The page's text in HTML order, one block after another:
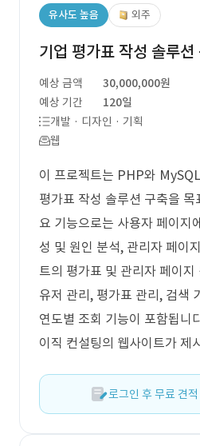
유사도 높음 외주
기업 평가표 작성 솔루션
예상 금액
30,000,000원
예상 기간
120일
개발 · 디자인 · 기획
웹
이 프로젝트는 PHP와
평가표 작성 솔루션 구축을
요 기능으로는 사용자 페이지
성 및 원인 분석, 관리자 페이
트의 평가표 및 관리자 페이
유저 관리, 평가표 관리, 검색
연도별 조회 기능이 포함됩니
이직 컨설팅의 웹사이트가 제
로그인 후 무료 견